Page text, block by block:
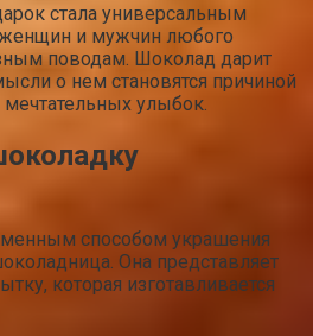
стала универсальным
и мужчин любого
поводам. Шоколад дарит
о нем становятся причиной
улыбок.
способом украшения
Она представляет
которая изготавливается